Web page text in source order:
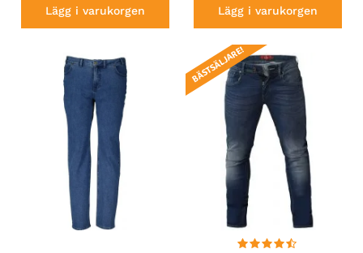
Lägg i varukorgen Lägg i varukorgen
BÄSTSÄLJARE!